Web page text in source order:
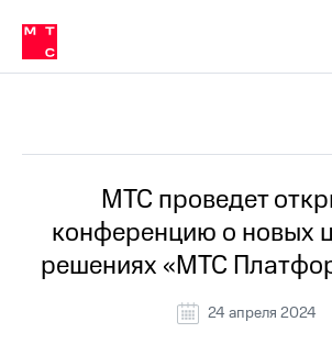
Медиа-центр
и акционерам
Устойчивое развитие
Комплаенс и деловая этика
компании
Карьера
История
компании
Руководство
в МТС
Пресс-
релизы
МТС
о технологиях
МТС проведет
конференцию о новых
решениях «МТС
24 апреля 2024